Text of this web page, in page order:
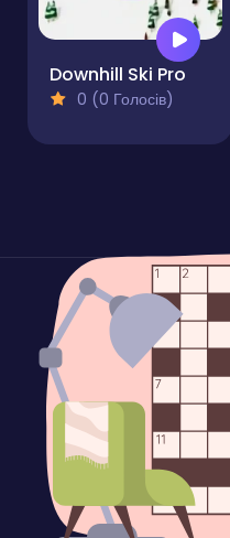
Downhill Ski Pro
0 (0 Голосів)